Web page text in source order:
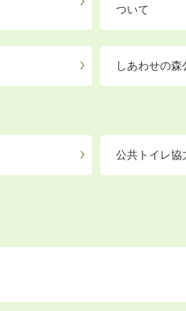
ついて
しあわせの森
公共トイレ協